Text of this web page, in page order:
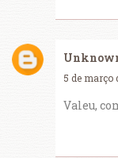
5 de março
Valeu,